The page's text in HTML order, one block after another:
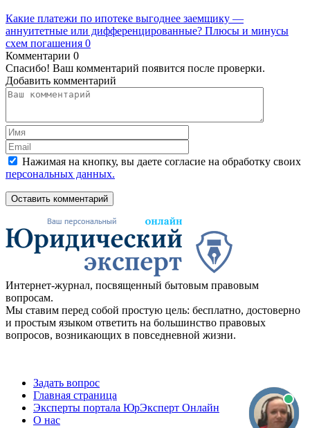
Какие платежи по ипотеке выгоднее заемщику —
аннуитетные или дифференцированные? Плюсы и минусы
схем погашения 0
Комментарии 0
Спасибо! Ваш комментарий появится после проверки.
Добавить комментарий
Нажимая на кнопку, вы даете согласие на обработку своих
персональных данных.
Оставить комментарий
Интернет-журнал, посвященный бытовым правовым
вопросам.
Мы ставим перед собой простую цель: бесплатно, достоверно
и простым языком ответить на большинство правовых
вопросов, возникающих в повседневной жизни.
Задать вопрос
Главная страница
Эксперты портала ЮрЭксперт Онлайн
О нас